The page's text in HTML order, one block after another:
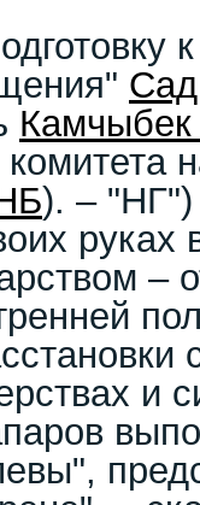
комитета
). – "НГ")
руках
–
и